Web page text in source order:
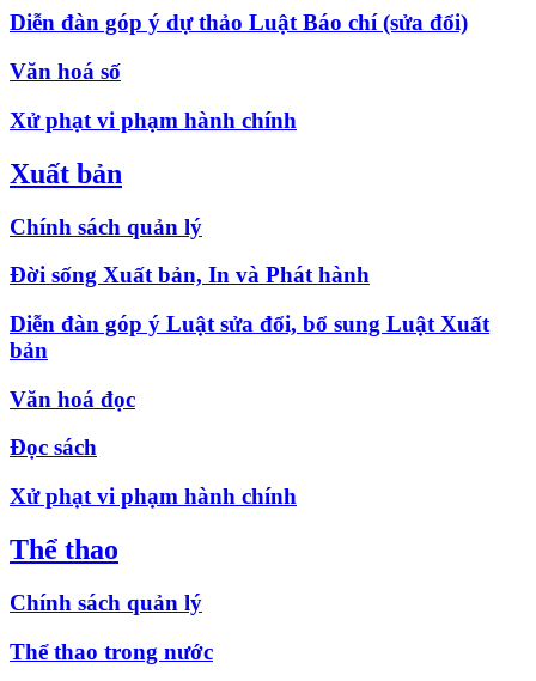
Diễn đàn góp ý dự thảo Luật Báo chí (sửa đổi)
Văn hoá số
Xử phạt vi phạm hành chính
Xuất bản
Chính sách quản lý
Đời sống Xuất bản, In và Phát hành
Diễn đàn góp ý Luật sửa đổi, bổ sung Luật Xuất
bản
Văn hoá đọc
Đọc sách
Xử phạt vi phạm hành chính
Thể thao
Chính sách quản lý
Thể thao trong nước